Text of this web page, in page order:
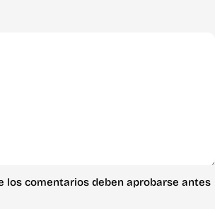
los comentarios deben aprobarse antes